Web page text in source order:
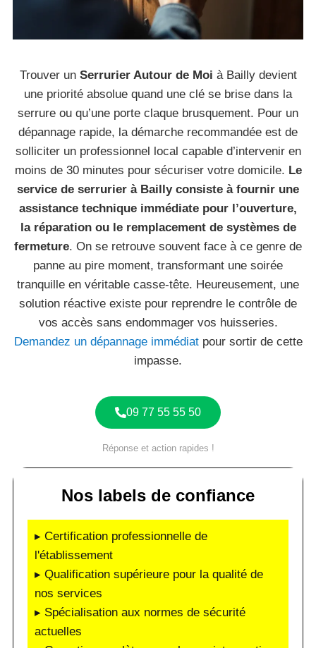
Trouver un Serrurier Autour de Moi à Bailly devient
une priorité absolue quand une clé se brise dans la
serrure ou qu’une porte claque brusquement. Pour un
dépannage rapide, la démarche recommandée est de
solliciter un professionnel local capable d’intervenir en
moins de 30 minutes pour sécuriser votre domicile. Le
service de serrurier à Bailly consiste à fournir une
assistance technique immédiate pour l’ouverture,
la réparation ou le remplacement de systèmes de
fermeture. On se retrouve souvent face à ce genre de
panne au pire moment, transformant une soirée
tranquille en véritable casse-tête. Heureusement, une
solution réactive existe pour reprendre le contrôle de
vos accès sans endommager vos huisseries.
Demandez un dépannage immédiatpour sortir de cette
impasse.
09 77 55 55 50
Réponse et action rapides !
Nos labels de confiance
▸ Certification professionnelle de
l'établissement
▸ Qualification supérieure pour la qualité de
nos services
▸ Spécialisation aux normes de sécurité
actuelles